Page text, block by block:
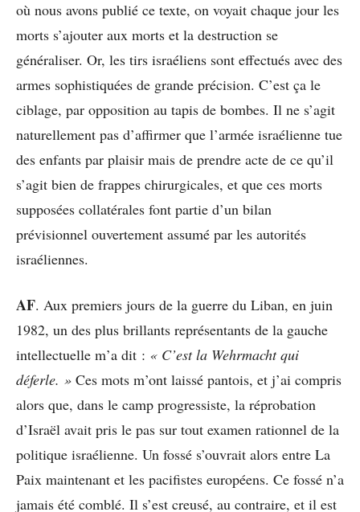
où nous avons publié ce texte, on voyait chaque jour les
morts s’ajouter aux morts et la destruction se
généraliser. Or, les tirs israéliens sont effectués avec des
armes sophistiquées de grande précision. C’est ça le
ciblage, par opposition au tapis de bombes. Il ne s’agit
naturellement pas d’affirmer que l’armée israélienne tue
des enfants par plaisir mais de prendre acte de ce qu’il
s’agit bien de frappes chirurgicales, et que ces morts
supposées collatérales font partie d’un bilan
prévisionnel ouvertement assumé par les autorités
israéliennes.
AF. Aux premiers jours de la guerre du Liban, en juin
1982, un des plus brillants représentants de la gauche
intellectuelle m’a dit : « C’est la Wehrmacht qui
déferle. » Ces mots m’ont laissé pantois, et j’ai compris
alors que, dans le camp progressiste, la réprobation
d’Israël avait pris le pas sur tout examen rationnel de la
politique israélienne. Un fossé s’ouvrait alors entre La
Paix maintenant et les pacifistes européens. Ce fossé n’a
jamais été comblé. Il s’est creusé, au contraire, et il est